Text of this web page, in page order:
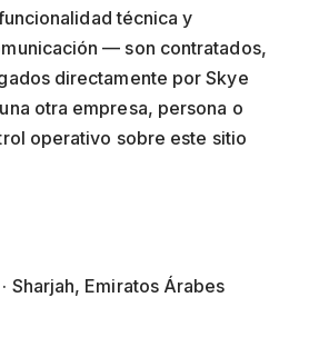
técnica y
— son contratados,
directamente por Skye
otra empresa, persona o
operativo sobre este sitio
Sharjah, Emiratos Árabes